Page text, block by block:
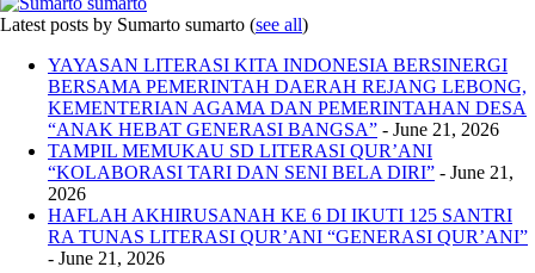
Latest posts by Sumarto sumarto (see all)
YAYASAN LITERASI KITA INDONESIA BERSINERGI
BERSAMA PEMERINTAH DAERAH REJANG LEBONG,
KEMENTERIAN AGAMA DAN PEMERINTAHAN DESA
“ANAK HEBAT GENERASI BANGSA” - June 21, 2026
TAMPIL MEMUKAU SD LITERASI QUR’ANI
“KOLABORASI TARI DAN SENI BELA DIRI” - June 21,
2026
HAFLAH AKHIRUSANAH KE 6 DI IKUTI 125 SANTRI
RA TUNAS LITERASI QUR’ANI “GENERASI QUR’ANI”
- June 21, 2026